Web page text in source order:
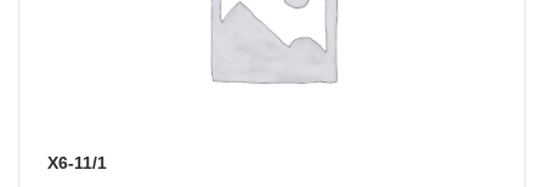
Х6-11/1